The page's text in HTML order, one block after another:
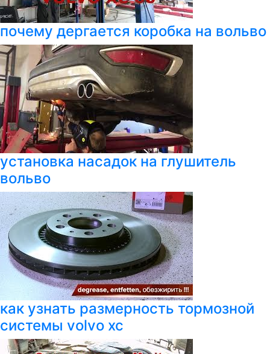
почему дергается коробка на вольво
установка насадок на глушитель
вольво
как узнать размерность тормозной
системы volvo xc